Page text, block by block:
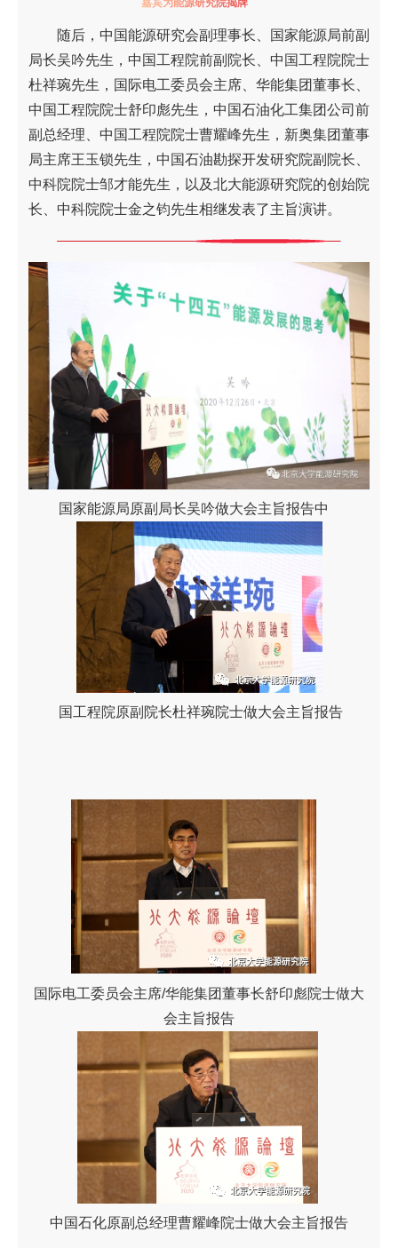
随后，中国能源研究会副理事长、国家能源局前副
局长吴吟先生，中国工程院前副院长、中国工程院院士
杜祥琬先生，国际电工委员会主席、华能集团董事长、
中国工程院院士舒印彪先生，中国石油化工集团公司前
副总经理、中国工程院院士曹耀峰先生，新奥集团董事
局主席王玉锁先生，中国石油勘探开发研究院副院长、
中科院院士邹才能先生，以及北大能源研究院的创始院
长、中科院院士金之钧先生相继发表了主旨演讲。
国家能源局原副局长吴吟做大会主旨报告中
国工程院原副院长杜祥琬院士做大会主旨报告
国际电工委员会主席/华能集团董事长舒印彪院士做大
会主旨报告
中国石化原副总经理曹耀峰院士做大会主旨报告